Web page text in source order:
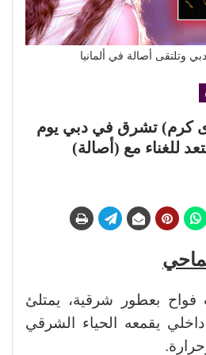
وتلتقى أصالة في ألمانيا
كرم) تشرق في دبي يوم
للغناء مع (أصالة)
بعطور شرقية، يمتلئ
يقمعه الحياء الشرقي